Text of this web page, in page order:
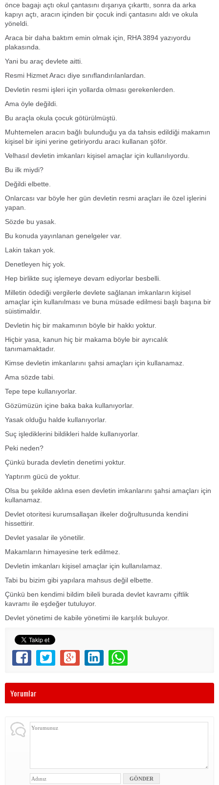
önce bagajı açtı okul çantasını dışarıya çıkarttı, sonra da arka
kapıyı açtı, aracın içinden bir çocuk indi çantasını aldı ve okula
yöneldi.
Araca bir daha baktım emin olmak için, RHA 3894 yazıyordu
plakasında.
Yani bu araç devlete aitti.
Resmi Hizmet Aracı diye sınıflandırılanlardan.
Devletin resmi işleri için yollarda olması gerekenlerden.
Ama öyle değildi.
Bu araçla okula çocuk götürülmüştü.
Muhtemelen aracın bağlı bulunduğu ya da tahsis edildiği makamın
kişisel bir işini yerine getiriyordu aracı kullanan şöför.
Velhasıl devletin imkanları kişisel amaçlar için kullanılıyordu.
Bu ilk miydi?
Değildi elbette.
Onlarcası var böyle her gün devletin resmi araçları ile özel işlerini
yapan.
Sözde bu yasak.
Bu konuda yayınlanan genelgeler var.
Lakin takan yok.
Denetleyen hiç yok.
Hep birlikte suç işlemeye devam ediyorlar besbelli.
Milletin ödediği vergilerle devlete sağlanan imkanların kişisel
amaçlar için kullanılması ve buna müsade edilmesi başlı başına bir
süistimaldır.
Devletin hiç bir makamının böyle bir hakkı yoktur.
Hiçbir yasa, kanun hiç bir makama böyle bir ayrıcalık
tanımamaktadır.
Kimse devletin imkanlarını şahsi amaçları için kullanamaz.
Ama sözde tabi.
Tepe tepe kullanıyorlar.
Gözümüzün içine baka baka kullanıyorlar.
Yasak olduğu halde kullanıyorlar.
Suç işlediklerini bildikleri halde kullanıyorlar.
Peki neden?
Çünkü burada devletin denetimi yoktur.
Yaptırım gücü de yoktur.
Olsa bu şekilde aklına esen devletin imkanlarını şahsi amaçları için
kullanamaz.
Devlet otoritesi kurumsallaşan ilkeler doğrultusunda kendini
hissettirir.
Devlet yasalar ile yönetilir.
Makamların himayesine terk edilmez.
Devletin imkanları kişisel amaçlar için kullanılamaz.
Tabi bu bizim gibi yapılara mahsus değil elbette.
Çünkü ben kendimi bildim bileli burada devlet kavramı çiftlik
kavramı ile eşdeğer tutuluyor.
Devlet yönetimi de kabile yönetimi ile karşılık buluyor.
Yorumlar